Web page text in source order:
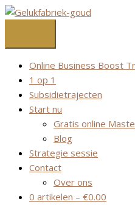
Ga
Online Business Boost
1 op 1
Subsidietrajecten
Start nu
Gratis online
Blog
Strategie sessie
Contact
Over ons
0 artikelen – €0.00